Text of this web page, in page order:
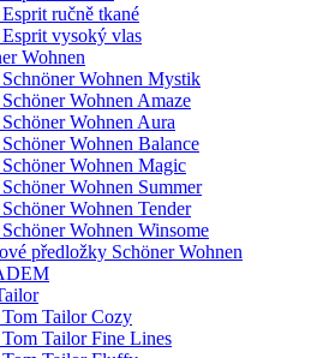
ručně tkané
vysoký vlas
Wohnen
Wohnen Mystik
Wohnen Amaze
Wohnen Aura
Wohnen Balance
Wohnen Magic
Wohnen Summer
Wohnen Tender
Wohnen Winsome
předložky Schöner Wohnen
Tailor Cozy
Tailor Fine Lines